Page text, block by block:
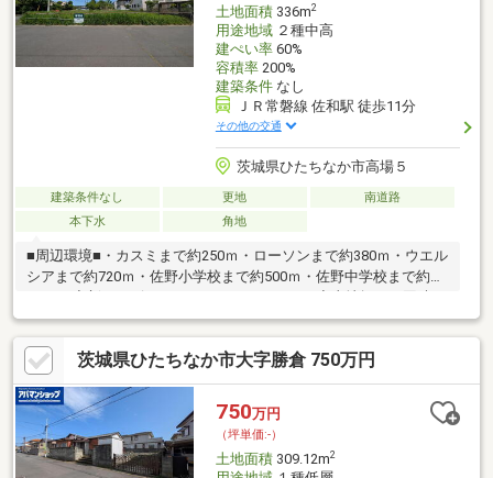
土地面積336m2
用途地域２種中高
建ぺい率60%
容積率200%
建築条件なし
ＪＲ常磐線 佐和駅 徒歩11分
その他の交通
茨城県ひたちなか市高場５
建築条件なし 更地
南道路
本下水
角地
■周辺環境■・カスミまで約250ｍ・ローソンまで約380ｍ・ウエル
シアまで約720ｍ・佐野小学校まで約500ｍ・佐野中学校まで約
に、お客様が気になるハウスメーカーや建築業者様を無料でご相
談いただけます！また当社にて建築担当営業様もご紹介いたしま
す！お気軽にご相談ください♪
茨城県ひたちなか市大字勝倉 750万円
750万円
（坪単価:-）
土地面積309.12m2